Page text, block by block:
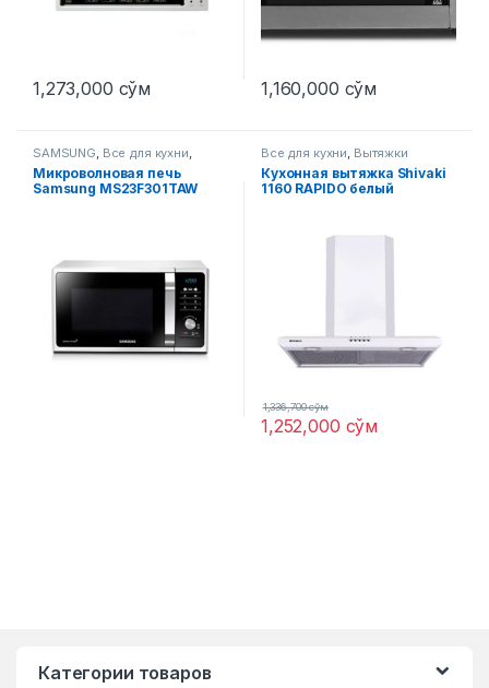
1,273,000 сўм 1,160,000 сўм
SAMSUNG, Все для кухни,
Микроволновые печи
Микроволновая печь
Samsung MS23F301TAW
Все для кухни, Вытяжки
Кухонная вытяжка Shivaki
1160 RAPIDO белый
1,252,000 сўм
1,336,700сўм
Категории товаров